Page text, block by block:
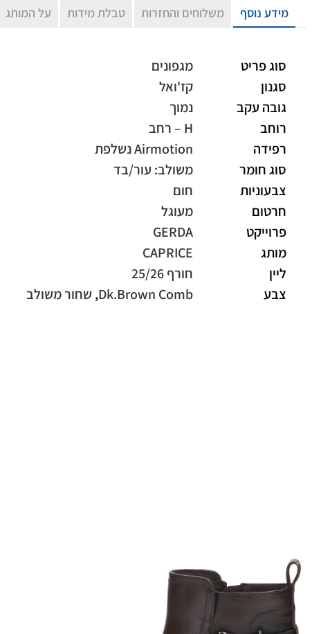
מידע נוסף משלוחים והחזרות טבלת מידות על המותג
סוג פריט
מגפונים
סגנון
קז'ואל
גובה עקב
נמוך
רוחב
H – רחב
רפידה
Airmotion נשלפת
סוג חומר
משולב: עור/בד
צבעוניות
חום
חרטום
מעוגל
פרוייקט
GERDA
מותג
CAPRICE
ליין
חורף 25/26
צבע
Dk.Brown Comb
, שחור משולב